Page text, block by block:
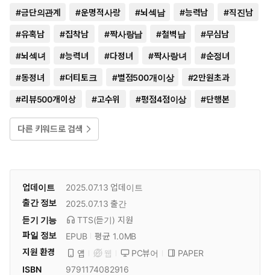
#금단의관계 #운명적사랑 #뇌섹남 #능력남 #직진남
#유혹남 #집착남 #짝사랑남 #철벽남 #무심남
#뇌섹녀 #능력녀 #다정녀 #짝사랑녀 #순정녀
#동정녀 #더티토크 #별점500개이상 #2만원초과
#리뷰500개이상 #고수위 #평점4점이상 #단행본
다른 키워드로 검색
업데이트 2025.07.13 업데이트
출간 정보
2025.07.13 출간
듣기 기능
TTS(듣기) 지원
파일 정보
EPUB
평균 1.0MB
지원 환경
앱 웹 PC뷰어
PAPER
ISBN
9791174082916